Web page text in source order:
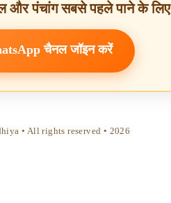
और पंचांग सबसे पहले पाने के लिए
चैनल जॉइन करें
• All rights reserved • 2026